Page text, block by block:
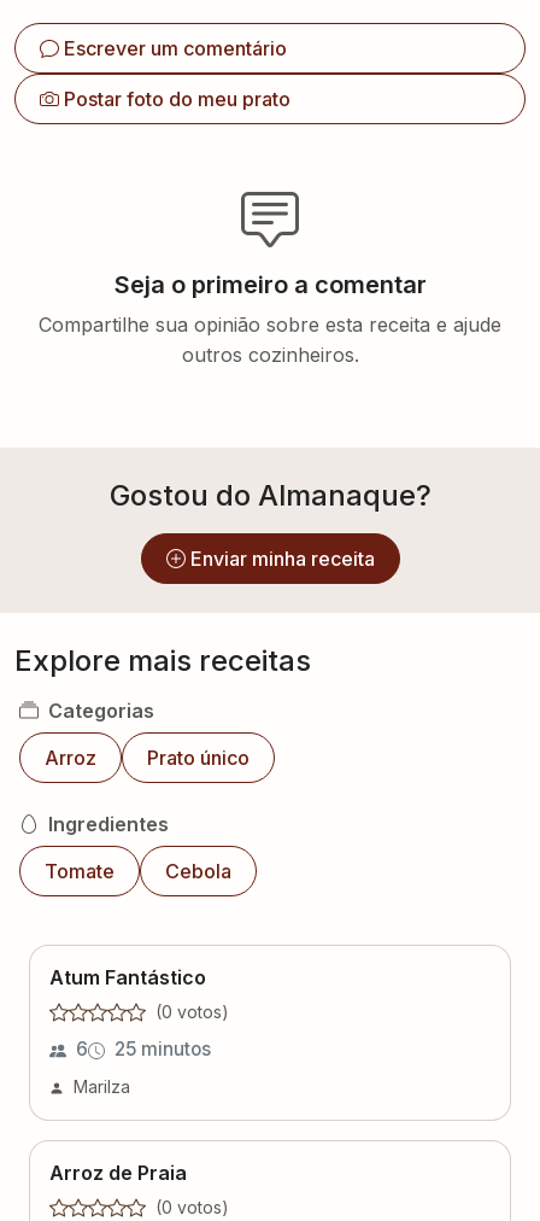
Escrever um comentário
Postar foto do meu prato
Seja o primeiro a comentar
Compartilhe sua opinião sobre esta receita e ajude
outros cozinheiros.
Gostou do Almanaque?
Enviar minha receita
Explore mais receitas
Categorias
Arroz
Prato único
Ingredientes
Tomate
Cebola
Atum Fantástico
(0 votos)
6 25 minutos
Marilza
Arroz de Praia
(0 votos)